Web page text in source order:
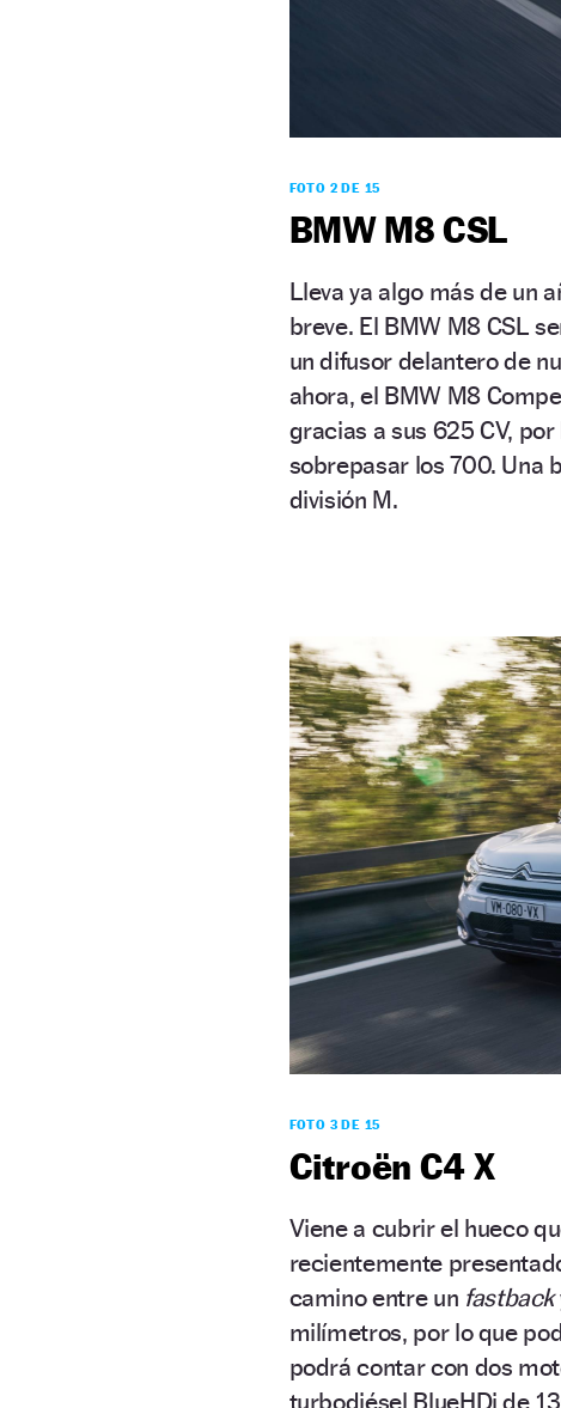
FOTO 2 DE 15
BMW M8 CSL
Lleva ya algo más de un
breve. El BMW M8 CSL
un difusor delantero de
ahora, el BMW M8
gracias a sus 625 CV,
sobrepasar los 700. Una
división M.
FOTO 3 DE 15
Citroën C4 X
Viene a cubrir el hueco
recientemente
camino entre un fastback
milímetros, por lo que
podrá contar con dos
turbodiésel BlueHDi de